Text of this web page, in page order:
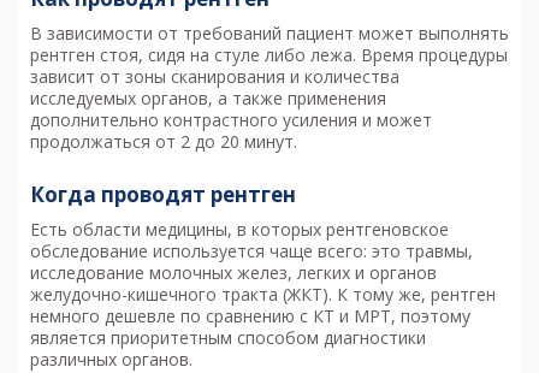
В зависимости от требований пациент может выполнять
рентген стоя, сидя на стуле либо лежа. Время процедуры
зависит от зоны сканирования и количества
исследуемых органов, а также применения
дополнительно контрастного усиления и может
продолжаться от 2 до 20 минут.
Когда проводят рентген
Есть области медицины, в которых рентгеновское
обследование используется чаще всего: это травмы,
исследование молочных желез, легких и органов
желудочно-кишечного тракта (ЖКТ). К тому же, рентген
немного дешевле по сравнению с КТ и МРТ, поэтому
является приоритетным способом диагностики
различных органов.